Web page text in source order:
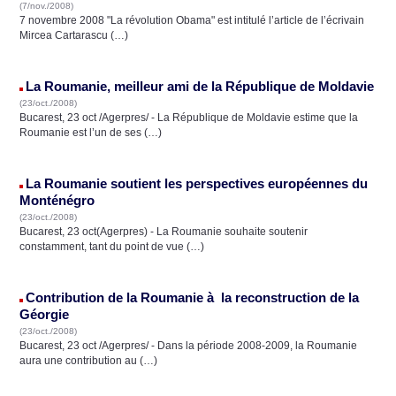
(7/nov./2008)
7 novembre 2008 "La révolution Obama" est intitulé l’article de l’écrivain
Mircea Cartarascu (…)
La Roumanie, meilleur ami de la République de Moldavie
(23/oct./2008)
Bucarest, 23 oct /Agerpres/ - La République de Moldavie estime que la
Roumanie est l’un de ses (…)
La Roumanie soutient les perspectives européennes du
Monténégro
(23/oct./2008)
Bucarest, 23 oct(Agerpres) - La Roumanie souhaite soutenir
constamment, tant du point de vue (…)
Contribution de la Roumanie à la reconstruction de la
Géorgie
(23/oct./2008)
Bucarest, 23 oct /Agerpres/ - Dans la période 2008-2009, la Roumanie
aura une contribution au (…)